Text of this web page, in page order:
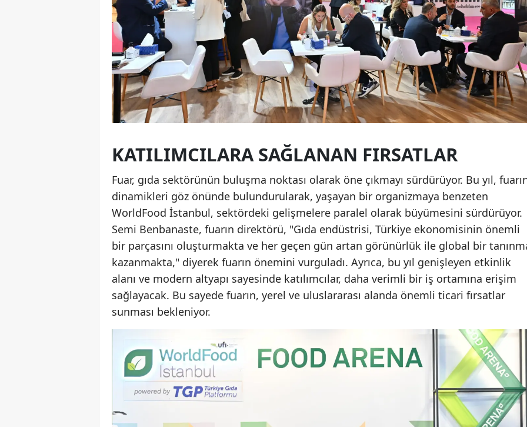
KATILIMCILARA SAĞLANAN FIRSATLAR
Fuar, gıda sektörünün buluşma noktası olarak öne çıkmayı sürdürüyor. Bu yıl,
dinamikleri göz önünde bulundurularak, yaşayan bir organizmaya benzeten
WorldFood İstanbul, sektördeki gelişmelere paralel olarak büyümesini sürdürüyor.
Semi Benbanaste, fuarın direktörü, "Gıda endüstrisi, Türkiye ekonomisinin önemli
bir parçasını oluşturmakta ve her geçen gün artan görünürlük ile global bir
kazanmakta," diyerek fuarın önemini vurguladı. Ayrıca, bu yıl genişleyen etkinlik
alanı ve modern altyapı sayesinde katılımcılar, daha verimli bir iş ortamına erişim
sağlayacak. Bu sayede fuarın, yerel ve uluslararası alanda önemli ticari fırsatlar
sunması bekleniyor.